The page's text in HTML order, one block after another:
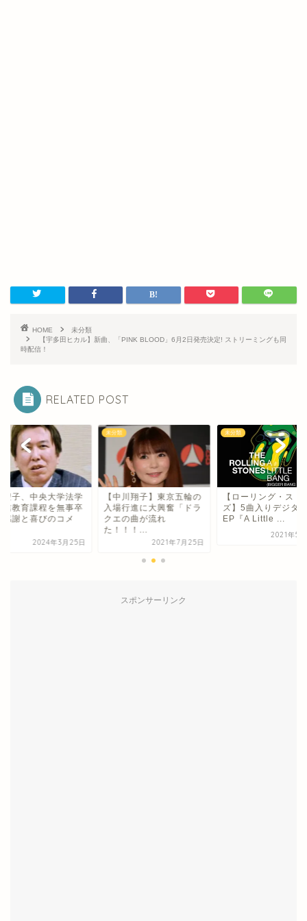
HOME
未分類
【宇多田ヒカル】新曲、「PINK BLOOD」6月2日発売決定! ストリーミングも同
時配信！
RELATED POST
聖子、中央大学法学
信教育課程を無事卒
感謝と喜びのコメ
2024年3月25日
未分類
【中川翔子】東京五輪の
入場行進に大興奮「ドラ
クエの曲が流れ
た！！！...
2021年7月25日
未分類
【ローリング・スト
ズ】5曲入りデジタ
EP『A Little ...
2021年5
スポンサーリンク